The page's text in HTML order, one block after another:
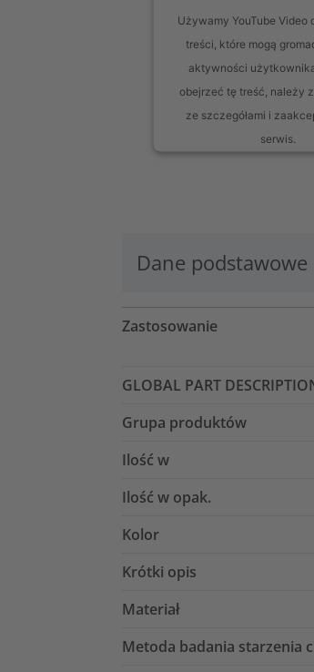
Używamy YouTube Video
treści, które mogą
aktywności
obejrzeć tę treść, należy
ze szczegółami i
serwis.
powered by
Dane podstawowe
Zastosowanie
GLOBAL PART
Grupa produktów
Ilość w
Ilość w opak.
Kolor
Krótki opis
Materiał
Metoda badania starzenia